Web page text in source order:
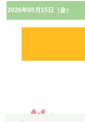
2026年05月15日（金）